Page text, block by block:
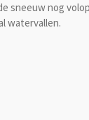
sneeuw nog
watervallen.